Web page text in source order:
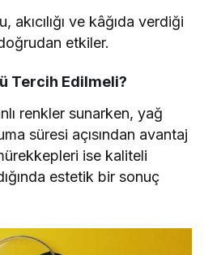
ve kâğıda verdiği
etkiler.
Tercih Edilmeli?
renkler sunarken, yağ
süresi açısından avantaj
ise kaliteli
estetik bir sonuç